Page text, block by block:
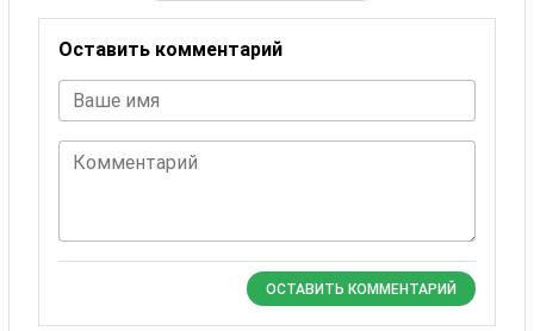
Оставить комментарий
Ваше имя
Комментарий
ОСТАВИТЬ КОММЕНТАРИЙ